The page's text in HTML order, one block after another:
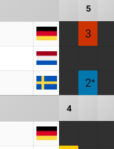
5
3
2
4